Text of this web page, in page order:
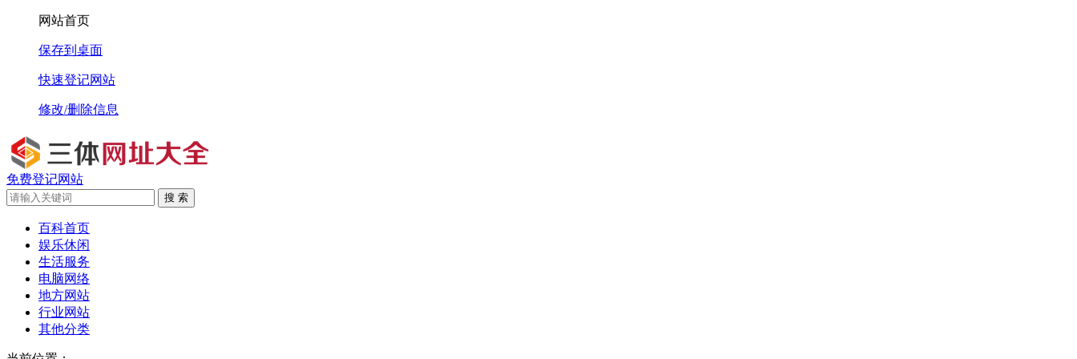
网站首页
保存到桌面
快速登记网站
修改/删除信息
免费登记网站
搜 索
百科首页
娱乐休闲
生活服务
电脑网络
地方网站
行业网站
其他分类